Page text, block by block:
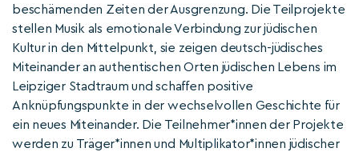
beschämenden Zeiten der Ausgrenzung. Die Teilprojekte
stellen Musik als emotionale Verbindung zur jüdischen
Kultur in den Mittelpunkt, sie zeigen deutsch-jüdisches
Miteinander an authentischen Orten jüdischen Lebens im
Leipziger Stadtraum und schaffen positive
Anknüpfungspunkte in der wechselvollen Geschichte für
ein neues Miteinander. Die Teilnehmer*innen der Projekte
werden zu Träger*innen und Multiplikator*innen jüdischer